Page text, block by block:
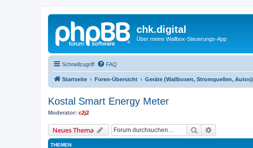
chk.digital
Über meine Wallbox-Steuerungs-App
Schnellzugriff FAQ
Startseite Foren-Übersicht Geräte (Wallboxen, Stromquellen, Autos)
Kostal Smart Energy Meter
Moderator: c2j2
Neues Thema Suche
THEMEN